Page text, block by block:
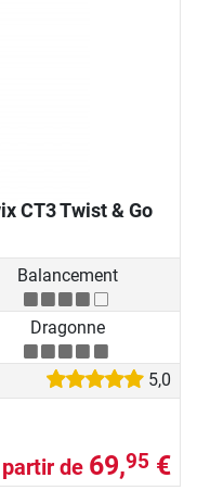
CT3 Twist & Go
Balancement
Dragonne
5,0
de 69,95 €